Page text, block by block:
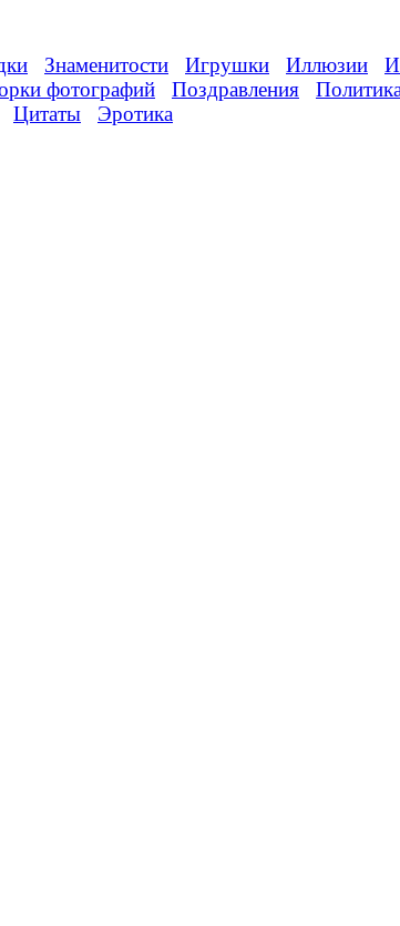
Знаменитости Игрушки Иллюзии
фотографий Поздравления
Цитаты Эротика